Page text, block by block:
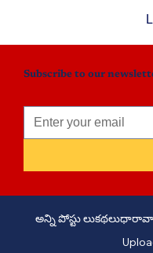
Subscribe to our
అన్ని పోస్టు లుకథలు